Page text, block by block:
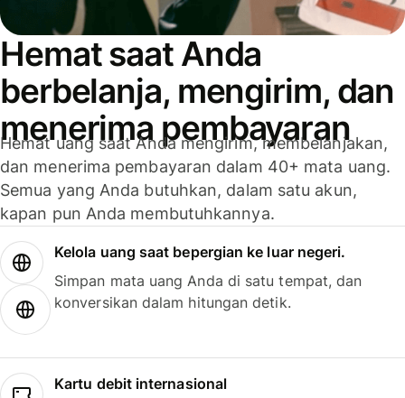
Hemat saat Anda
berbelanja, mengirim, dan
menerima pembayaran
Hemat uang saat Anda mengirim, membelanjakan,
dan menerima pembayaran dalam 40+ mata uang.
Semua yang Anda butuhkan, dalam satu akun,
kapan pun Anda membutuhkannya.
Kelola uang saat bepergian ke luar negeri.
Simpan mata uang Anda di satu tempat, dan
konversikan dalam hitungan detik.
Kartu debit internasional